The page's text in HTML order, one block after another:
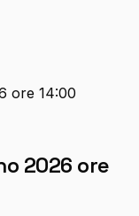
ore 14:00
2026 ore